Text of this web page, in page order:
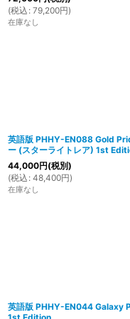
(税込 : 79,200円)
在庫なし
英語版 PHHY-EN088 Gold
ー (スターライトレア) 1st
44,000円(税別)
(税込 : 48,400円)
在庫なし
英語版 PHHY-EN044 Galaxy